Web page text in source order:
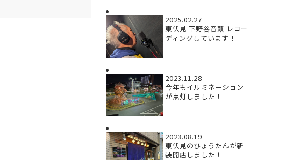
2025.02.27
東伏見 下野谷音頭 レコー
ディングしています！
2023.11.28
今年もイルミネーション
が点灯しました！
2023.08.19
東伏見のひょうたんが新
装開店しました！